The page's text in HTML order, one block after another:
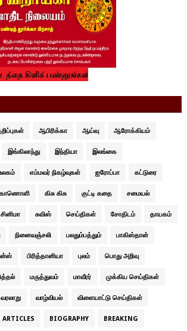
ஆபிரிக்கா ஆய்வு ஆரோக்கியம்
இங்கிலாந்து இந்தியா இலங்கை
எம்மவர் நிகழ்வுகள் ஐரோப்பா கட்டுரை
காணொளி கிசு கிசு குட்டி கதை சமையல்
சினிமா சுவிஸ் செய்திகள் சோதிடம் தாயகம்
நினைவஞ்சலி பலதும்பத்தும் பாகிஸ்தான்
பிரித்தானியா புலம் பொது அறிவு
மருத்துவம் மாவீரர் முக்கிய செய்திகள்
வரலாறு வாழ்வியல் விளையாட்டு செய்திகள்
ARTICLES BIOGRAPHY BREAKING